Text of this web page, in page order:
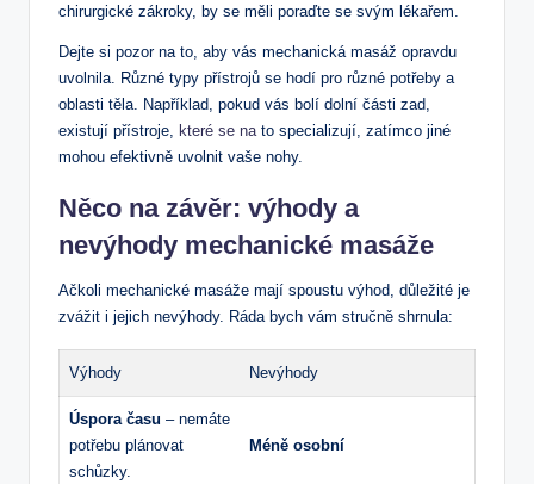
chirurgické zákroky, by se měli poraďte se‌ svým lékařem.
Dejte si ⁢pozor na to, aby vás mechanická masáž opravdu
uvolnila. Různé typy přístrojů se‌ hodí pro různé potřeby a
oblasti těla. Například, pokud vás bolí dolní⁣ části ⁤zad,
existují přístroje, které se nato specializují, zatímco jiné
mohou efektivně uvolnit vaše nohy.
Něco na závěr: výhody a
nevýhody ⁢mechanické ⁣masáže
Ačkoli mechanické masáže mají spoustu výhod, důležité je
‍zvážit ‌i jejich nevýhody. Ráda bych vám stručně shrnula:
Výhody Nevýhody
Úspora⁤ času – nemáte
⁢potřebu plánovat
schůzky.
Méně osobní